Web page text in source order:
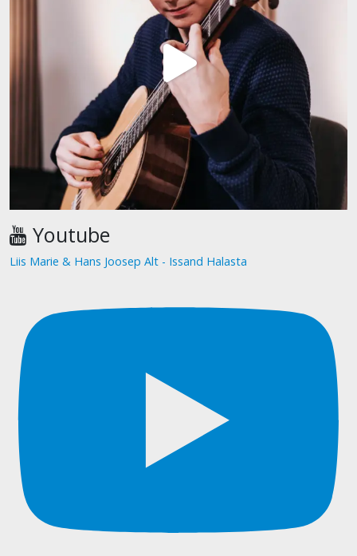
Youtube
Liis Marie & Hans Joosep Alt - Issand Halasta